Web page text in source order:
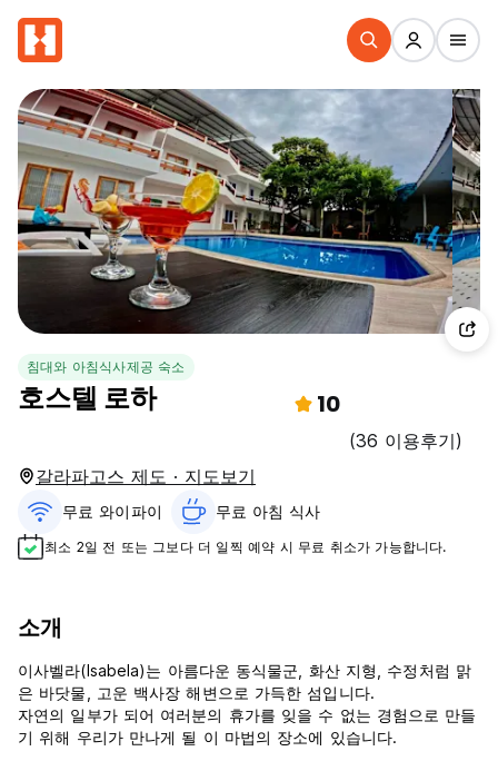
침대와 아침식사제공 숙소
호스텔 로하 10
(36 이용후기)
갈라파고스 제도 · 지도보기
무료 와이파이 무료 아침 식사‎
최소 2일 전 또는 그보다 더 일찍 예약 시 무료 취소가 가능합니다.
소개
이사벨라(Isabela)는 아름다운 동식물군, 화산 지형, 수정처럼 맑
은 바닷물, 고운 백사장 해변으로 가득한 섬입니다.
자연의 일부가 되어 여러분의 휴가를 잊을 수 없는 경험으로 만들
기 위해 우리가 만나게 될 이 마법의 장소에 있습니다.